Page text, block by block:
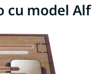
cu model Alf